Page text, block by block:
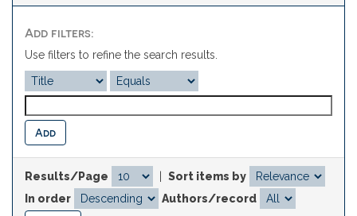
Add filters:
Use filters to refine the search results.
Results/Page
Sort items by
In order
Authors/record